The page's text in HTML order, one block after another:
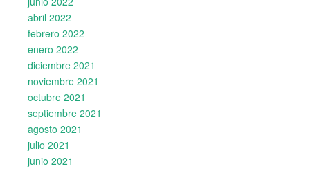
abril 2022
febrero 2022
enero 2022
diciembre 2021
noviembre 2021
octubre 2021
septiembre 2021
agosto 2021
julio 2021
junio 2021